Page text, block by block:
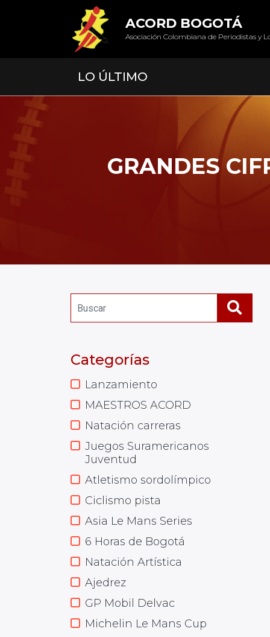
ACORD BOGOTÁ
Asociación Colombiana de Periodistas y
LO ÚLTIMO
GRANDES
Categorías
Lanzamiento
MAESTROS ACORD
Natación carreras
Juegos Suramericanos
Juventud
Atletismo sordolímpico
Ciclismo pista
Asia Le Mans Series
6 Horas de Bogotá
Natación Artística
Ajedrez
GP Mobil Delvac
Michelin Le Mans Cup